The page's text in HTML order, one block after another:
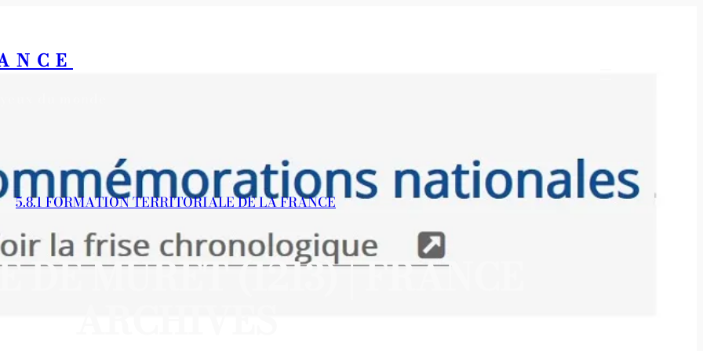
5.8.1 FORMATION TERRITORIALE DE LA FRANCE
DE MURET (1213) | FRANCE